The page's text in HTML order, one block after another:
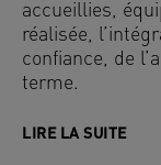
accueillies,
réalisée,
confiance, de
terme.
LIRE LA SUITE